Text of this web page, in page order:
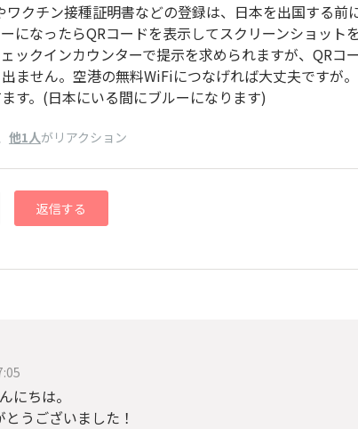
ワクチン接種証明書などの登録は、日本を出国する前
になったらQRコードを表示してスクリーンショット
ックインカウンターで提示を求められますが、QRコ
ません。空港の無料WiFiにつなげれば大丈夫ですが
す。(日本にいる間にブルーになります)
他1人がリアクション
返信する
にちは。
うございました！